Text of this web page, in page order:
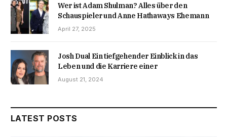
Wer ist Adam Shulman? Alles über den
Schauspieler und Anne Hathaways Ehemann
April 27, 2025
Josh Dual Ein tiefgehender Einblick in das
Leben und die Karriere einer
August 21, 2024
LATEST POSTS